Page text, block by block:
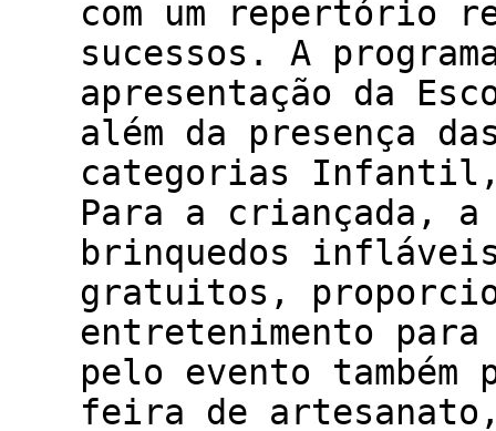
com um repertório
sucessos. A
apresentação da
além da presença
categorias
Para a criançada,
brinquedos
gratuitos,
entretenimento para
pelo evento
feira de